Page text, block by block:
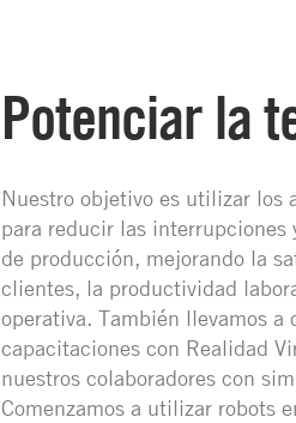
Potenciar la
Nuestro objetivo es utilizar los
para reducir las interrupciones
de producción, mejorando la
clientes, la productividad
operativa. También llevamos a
capacitaciones con Realidad
nuestros colaboradores con
Comenzamos a utilizar robots